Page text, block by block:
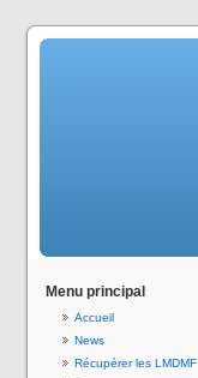
Menu principal
Accueil
News
Récupérer les LMDMF